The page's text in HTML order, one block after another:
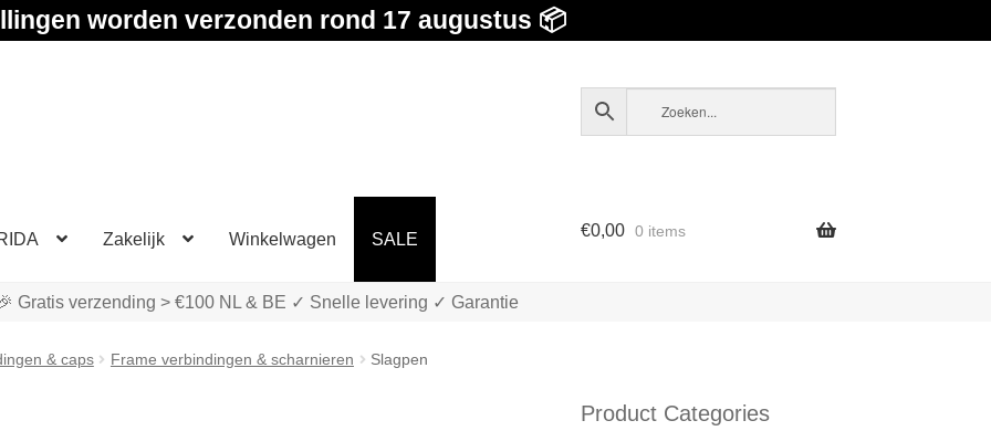
worden verzonden rond 17 augustus 📦
Zakelijk Winkelwagen SALE €0,00 0 items
Gratis verzending > €100 NL & BE ✓ Snelle levering ✓ Garantie
& caps Frame verbindingen & scharnieren Slagpen
Product Categories